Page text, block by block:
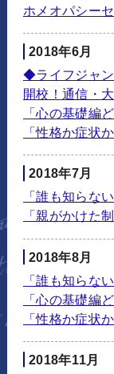
ホメオパシー
2018年6月
◆ライフジャ
開校！通信・
「心の基礎編
「性格か症状
2018年7月
「誰も知らな
「親がかけた
2018年8月
「誰も知らな
「心の基礎編
「性格か症状
2018年11月